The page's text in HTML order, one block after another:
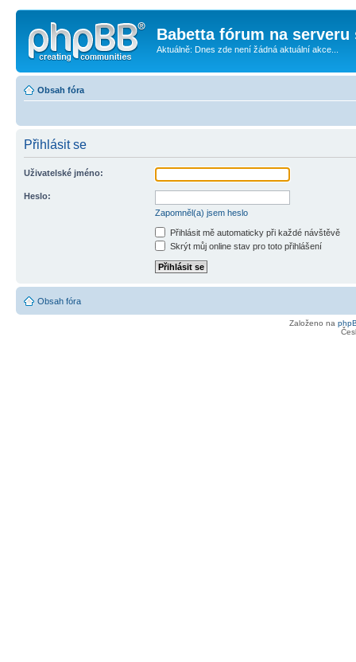
Babetta fórum na serveru
Aktuálně: Dnes zde není žádná aktuální akce...
Obsah fóra
Přihlásit se
Uživatelské jméno:
Heslo:
Zapomněl(a) jsem heslo
Přihlásit mě automaticky při každé návštěvě
Skrýt můj online stav pro toto přihlášení
Obsah fóra
Založeno na